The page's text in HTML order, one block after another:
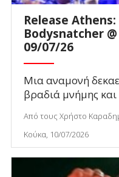
Release
Bodysnatcher
09/07/26
Μια αναμονή
βραδιά μνήμης
Από τους Χρήστο
Κούκα, 10/07/2026